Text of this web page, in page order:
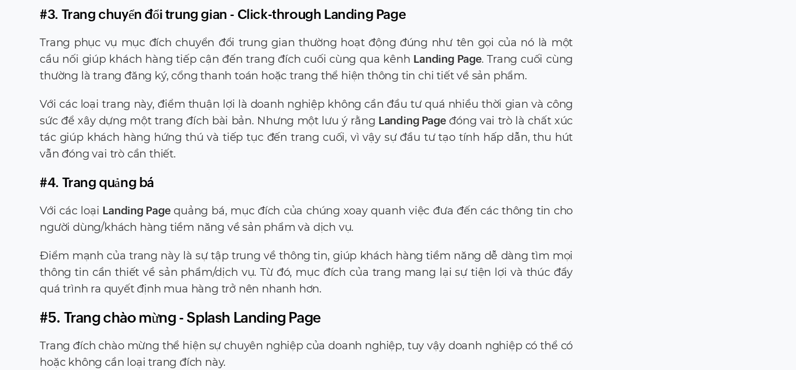
#3. Trang chuyển đổi trung gian - Click-through Landing Page
Trang phục vụ mục đích chuyển đổi trung gian thường hoạt động đúng như tên gọi của nó là một
cầu nối giúp khách hàng tiếp cận đến trang đích cuối cùng qua kênh Landing Page. Trang cuối cùng
thường là trang đăng ký, cổng thanh toán hoặc trang thể hiện thông tin chi tiết về sản phẩm.
Với các loại trang này, điểm thuận lợi là doanh nghiệp không cần đầu tư quá nhiều thời gian và công
sức để xây dựng một trang đích bài bản. Nhưng một lưu ý rằng Landing Pageđóng vai trò là chất xúc
tác giúp khách hàng hứng thú và tiếp tục đến trang cuối, vì vậy sự đầu tư tạo tính hấp dẫn, thu hút
vẫn đóng vai trò cần thiết.
#4. Trang quảng bá
Với các loại Landing Pagequảng bá, mục đích của chúng xoay quanh việc đưa đến các thông tin cho
người dùng/khách hàng tiềm năng về sản phẩm và dịch vụ.
Điểm mạnh của trang này là sự tập trung về thông tin, giúp khách hàng tiềm năng dễ dàng tìm mọi
thông tin cần thiết về sản phẩm/dịch vụ. Từ đó, mục đích của trang mang lại sự tiện lợi và thúc đẩy
quá trình ra quyết định mua hàng trở nên nhanh hơn.
#5. Trang chào mừng - Splash Landing Page
Trang đích chào mừng thể hiện sự chuyên nghiệp của doanh nghiệp, tuy vậy doanh nghiệp có thể có
hoặc không cần loại trang đích này.